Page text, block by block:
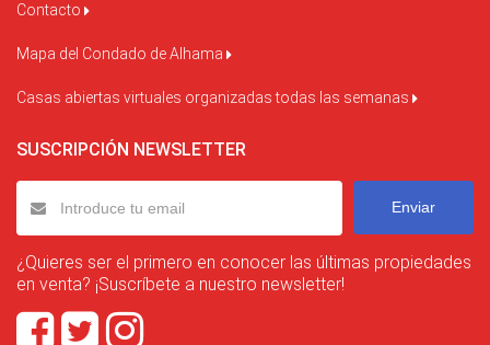
Contacto
Mapa del Condado de Alhama
Casas abiertas virtuales organizadas todas las semanas
SUSCRIPCIÓN NEWSLETTER
Enviar
¿Quieres ser el primero en conocer las últimas propiedades
en venta? ¡Suscríbete a nuestro newsletter!